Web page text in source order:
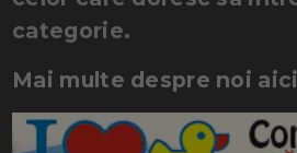
categorie.
Mai multe despre noi aici